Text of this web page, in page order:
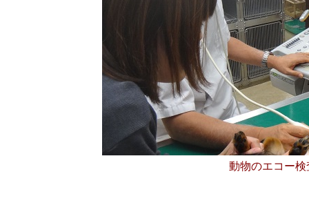
動物のエコー検